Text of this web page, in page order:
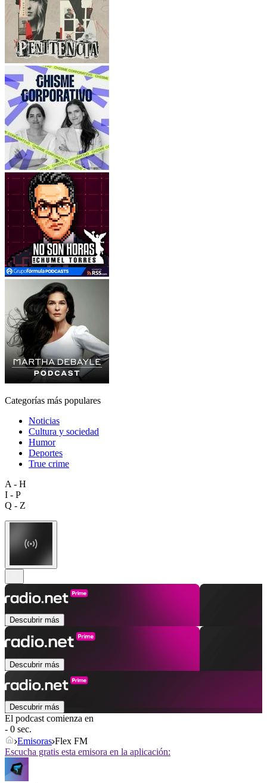
Categorías más populares
Noticias
Cultura y sociedad
Humor
Deportes
True crime
A - H
I - P
Q - Z
Descubrir más
Descubrir más
Descubrir más
El podcast comienza en
- 0 sec.
Emisoras Flex FM
Escucha gratis esta emisora en la aplicación: